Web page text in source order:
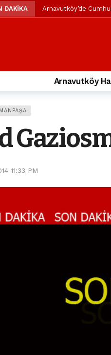
DAKİKA Arnavutköy’de
Özgür Özel’den
Arnavutköy’ün
Arnavutköy
Arnavutköy İmrahor
İstanbul Havalimanı
Arnavutkoy
Arnavutköy
11:33 PM